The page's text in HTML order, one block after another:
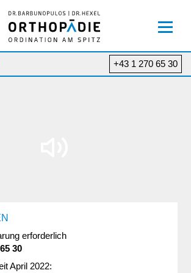
+43 1 270 65 30
OPEN
erforderlich
30
April 2022: